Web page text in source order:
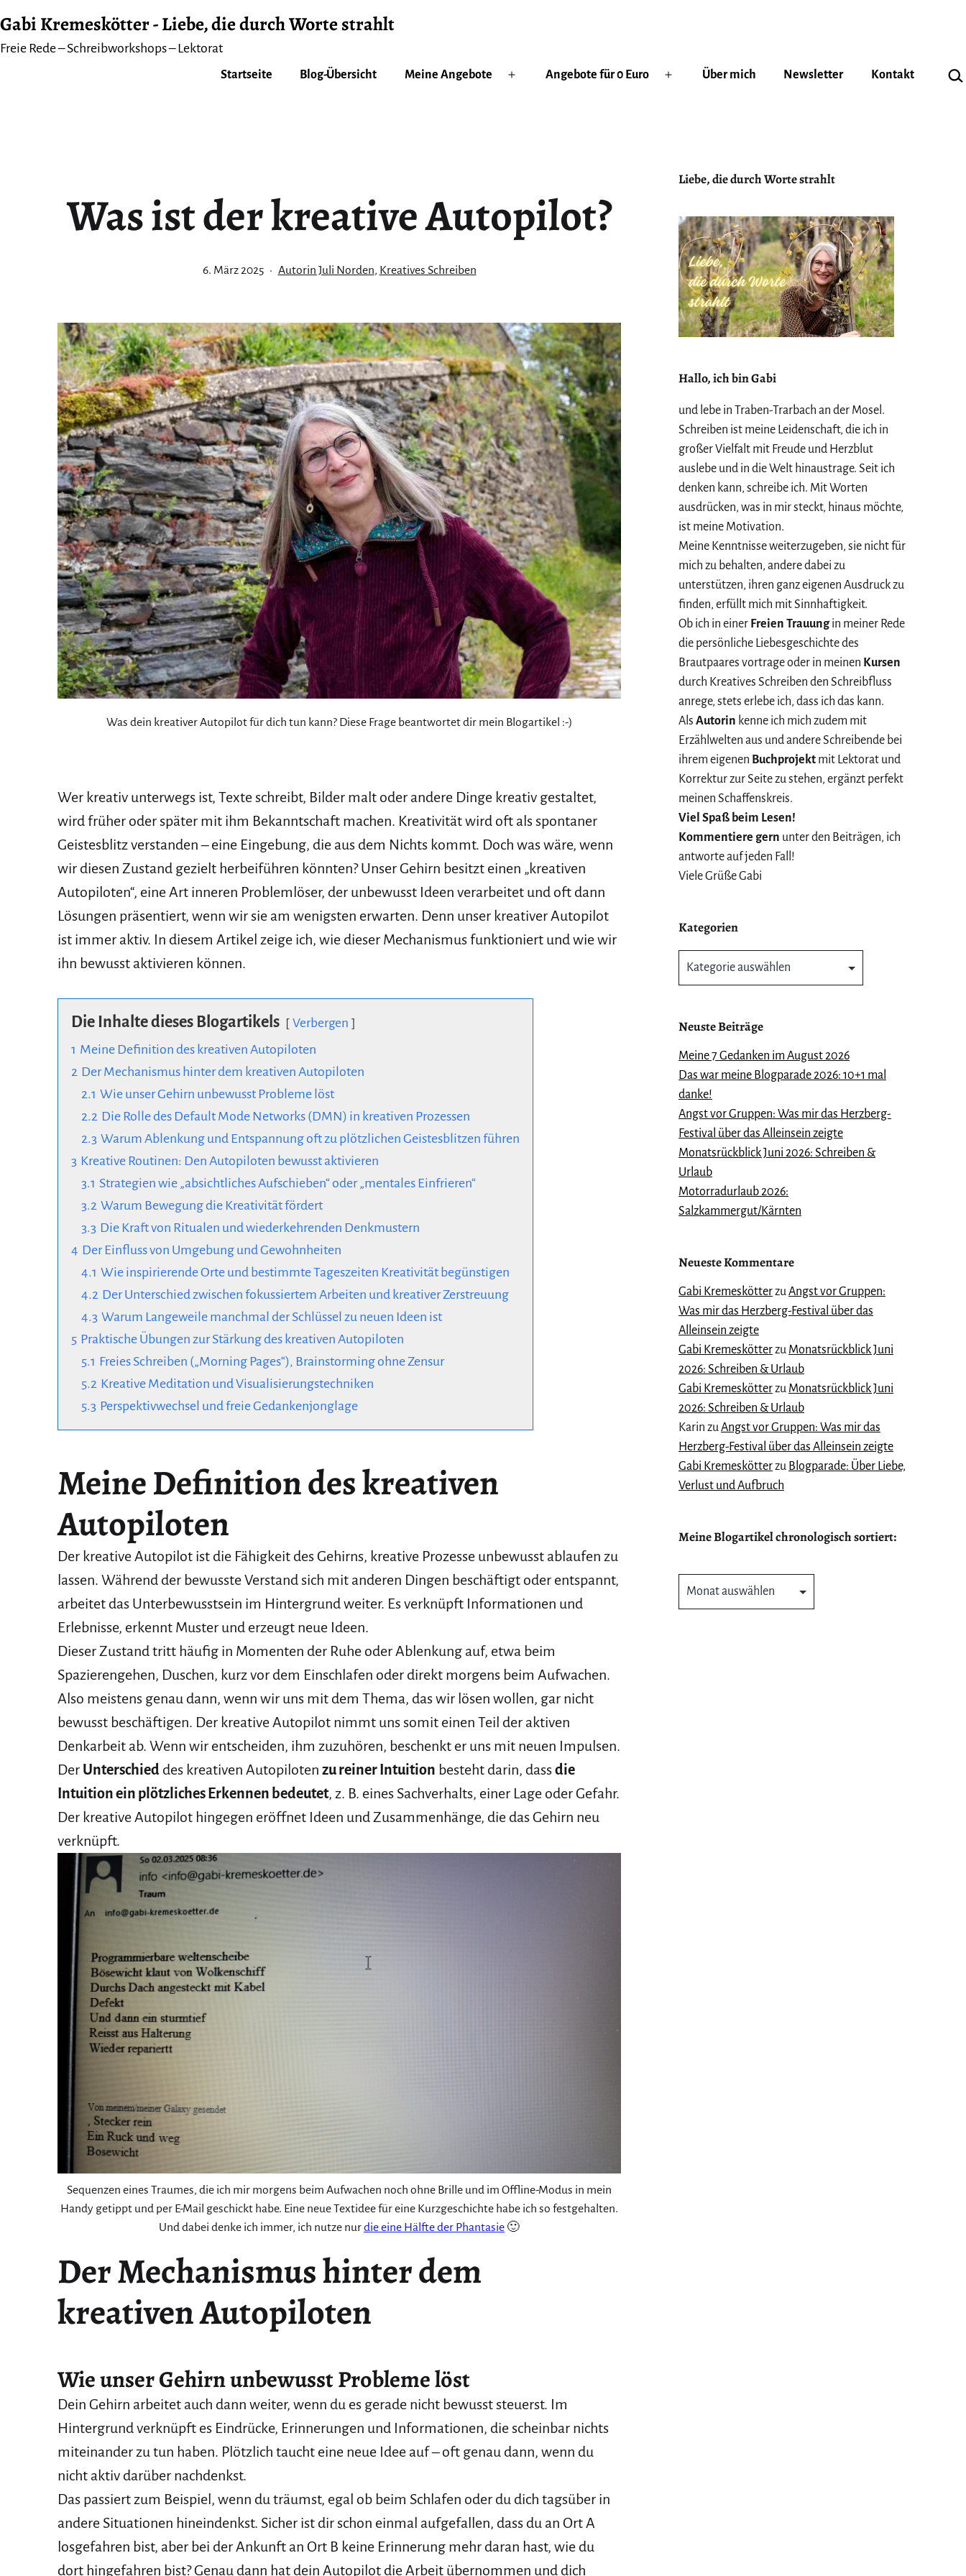
Inhalt
Gabi Kremeskötter - Liebe, die durch Worte strahlt
Freie Rede – Schreibworkshops – Lektorat
Startseite Blog-Übersicht Meine Angebote Angebote für 0 Euro Über mich Newsletter Kontakt
Was ist der kreative Autopilot?
Veröffentlicht
6. März 2025
Kategorisiert
Autorin Juli Norden, Kreatives Schreiben
Was dein kreativer Autopilot für dich tun kann? Diese Frage beantwortet dir mein Blogartikel :-)
Wer kreativ unterwegs ist, Texte schreibt, Bilder malt oder andere Dinge kreativ gestaltet,
wird früher oder später mit ihm Bekanntschaft machen. Kreativität wird oft als spontaner
Geistesblitz verstanden – eine Eingebung, die aus dem Nichts kommt. Doch was wäre, wenn
wir diesen Zustand gezielt herbeiführen könnten? Unser Gehirn besitzt einen „kreativen
Autopiloten“, eine Art inneren Problemlöser, der unbewusst Ideen verarbeitet und oft dann
Lösungen präsentiert, wenn wir sie am wenigsten erwarten. Denn unser kreativer Autopilot
ist immer aktiv. In diesem Artikel zeige ich, wie dieser Mechanismus funktioniert und wie wir
ihn bewusst aktivieren können.
Die Inhalte dieses Blogartikels Verbergen
1 Meine Definition des kreativen Autopiloten
2 Der Mechanismus hinter dem kreativen Autopiloten
2.1 Wie unser Gehirn unbewusst Probleme löst
2.2 Die Rolle des Default Mode Networks (DMN) in kreativen Prozessen
2.3 Warum Ablenkung und Entspannung oft zu plötzlichen Geistesblitzen führen
3 Kreative Routinen: Den Autopiloten bewusst aktivieren
3.1 Strategien wie „absichtliches Aufschieben“ oder „mentales Einfrieren“
3.2 Warum Bewegung die Kreativität fördert
3.3 Die Kraft von Ritualen und wiederkehrenden Denkmustern
4 Der Einfluss von Umgebung und Gewohnheiten
4.1 Wie inspirierende Orte und bestimmte Tageszeiten Kreativität begünstigen
4.2 Der Unterschied zwischen fokussiertem Arbeiten und kreativer Zerstreuung
4.3 Warum Langeweile manchmal der Schlüssel zu neuen Ideen ist
5 Praktische Übungen zur Stärkung des kreativen Autopiloten
5.1 Freies Schreiben („Morning Pages“), Brainstorming ohne Zensur
5.2 Kreative Meditation und Visualisierungstechniken
5.3 Perspektivwechsel und freie Gedankenjonglage
Meine Definition des kreativen
Autopiloten
Der kreative Autopilot ist die Fähigkeit des Gehirns, kreative Prozesse unbewusst ablaufen zu
lassen. Während der bewusste Verstand sich mit anderen Dingen beschäftigt oder entspannt,
arbeitet das Unterbewusstsein im Hintergrund weiter. Es verknüpft Informationen und
Erlebnisse, erkennt Muster und erzeugt neue Ideen.
Dieser Zustand tritt häufig in Momenten der Ruhe oder Ablenkung auf, etwa beim
Spazierengehen, Duschen, kurz vor dem Einschlafen oder direkt morgens beim Aufwachen.
Also meistens genau dann, wenn wir uns mit dem Thema, das wir lösen wollen, gar nicht
bewusst beschäftigen. Der kreative Autopilot nimmt uns somit einen Teil der aktiven
Denkarbeit ab. Wenn wir entscheiden, ihm zuzuhören, beschenkt er uns mit neuen Impulsen.
Der Unterschied des kreativen Autopiloten zu reiner Intuition besteht darin, dassdie
Intuition ein plötzliches Erkennen bedeutet, z. B. eines Sachverhalts, einer Lage oder Gefahr.
Der kreative Autopilot hingegen eröffnet Ideen und Zusammenhänge, die das Gehirn neu
verknüpft.
Sequenzen eines Traumes, die ich mir morgens beim Aufwachen noch ohne Brille und im Offline-Modus in mein
Handy getippt und per E-Mail geschickt habe. Eine neue Textidee für eine Kurzgeschichte habe ich so festgehalten.
Und dabei denke ich immer, ich nutze nurdie eine Hälfte der Phantasie 🙂
Der Mechanismus hinter dem
kreativen Autopiloten
Wie unser Gehirn unbewusst Probleme löst
Dein Gehirn arbeitet auch dann weiter, wenn du es gerade nicht bewusst steuerst. Im
Hintergrund verknüpft es Eindrücke, Erinnerungen und Informationen, die scheinbar nichts
miteinander zu tun haben. Plötzlich taucht eine neue Idee auf – oft genau dann, wenn du
nicht aktiv darüber nachdenkst.
Das passiert zum Beispiel, wenn du träumst, egal ob beim Schlafen oder du dich tagsüber in
andere Situationen hineindenkst. Sicher ist dir schon einmal aufgefallen, dass du an Ort A
losgefahren bist, aber bei der Ankunft an Ort B keine Erinnerung mehr daran hast, wie du
dort hingefahren bist? Genau dann hat dein Autopilot die Arbeit übernommen und dich
Liebe, die durch Worte strahlt
Hallo, ich bin Gabi
und lebe in Traben-Trarbach an der Mosel.
Schreiben ist meine Leidenschaft, die ich in
großer Vielfalt mit Freude und Herzblut
auslebe und in die Welt hinaustrage. Seit ich
denken kann, schreibe ich. Mit Worten
ausdrücken, was in mir steckt, hinaus möchte,
ist meine Motivation.
Meine Kenntnisse weiterzugeben, sie nicht für
mich zu behalten, andere dabei zu
unterstützen, ihren ganz eigenen Ausdruck zu
finden, erfüllt mich mit Sinnhaftigkeit.
Ob ich in einer Freien Trauungin meiner Rede
die persönliche Liebesgeschichte des
Brautpaares vortrage oder in meinen Kursen
durch Kreatives Schreiben den Schreibfluss
anrege, stets erlebe ich, dass ich das kann.
Als Autorin kenne ich mich zudem mit
Erzählwelten aus und andere Schreibende bei
ihrem eigenen Buchprojekt mit Lektorat und
Korrektur zur Seite zu stehen, ergänzt perfekt
meinen Schaffenskreis.
Viel Spaß beim Lesen!
Kommentiere gern unter den Beiträgen, ich
antworte auf jeden Fall!
Viele Grüße Gabi
Kategorien
Kategorien
Neuste Beiträge
Meine 7 Gedanken im August 2026
Das war meine Blogparade 2026: 10+1 mal
danke!
Angst vor Gruppen: Was mir das Herzberg-
Festival über das Alleinsein zeigte
Monatsrückblick Juni 2026: Schreiben &
Urlaub
Motorradurlaub 2026:
Salzkammergut/Kärnten
Neueste Kommentare
Gabi KremeskötterzuAngst vor Gruppen:
Was mir das Herzberg-Festival über das
Alleinsein zeigte
Gabi Kremeskötterzu Monatsrückblick Juni
2026: Schreiben & Urlaub
Gabi Kremeskötterzu Monatsrückblick Juni
2026: Schreiben & Urlaub
Karin zuAngst vor Gruppen: Was mir das
Herzberg-Festival über das Alleinsein zeigte
Gabi Kremeskötterzu Blogparade: Über Liebe,
Verlust und Aufbruch
Meine Blogartikel chronologisch sortiert:
Blogartikel
chronologisch